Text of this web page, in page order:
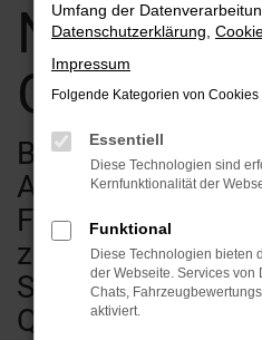
Bei uns finden
Auswahl an
Fahrzeugen -
zum Transporter
Sofort verfügbar
Qualität.
Umfang der
Datenschutzerklärung
Impressum
Folgende Kategorien von
Essentiell
Diese Technologien sind
Kernfunktionalität der
Funktional
Diese Technologien bieten
der Webseite. Services von
Chats,
aktiviert.